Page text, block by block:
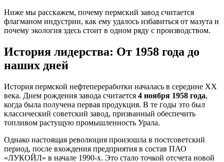
Ниже мы расскажем, почему пермский завод считается
флагманом индустрии, как ему удалось избавиться от мазута и
почему экология здесь стоит в одном ряду с производством.
История лидерства: От 1958 года до
наших дней
История пермской нефтепереработки началась в середине XX
века. Днем рождения завода считается 4 ноября 1958 года,
когда была получена первая продукция. В те годы это был
классический советский завод, призванный обеспечить
топливом растущую промышленность Урала.
Однако настоящая революция произошла в постсоветский
период, после вхождения предприятия в состав ПАО
«ЛУКОЙЛ» в начале 1990-х. Это стало точкой отсчета новой